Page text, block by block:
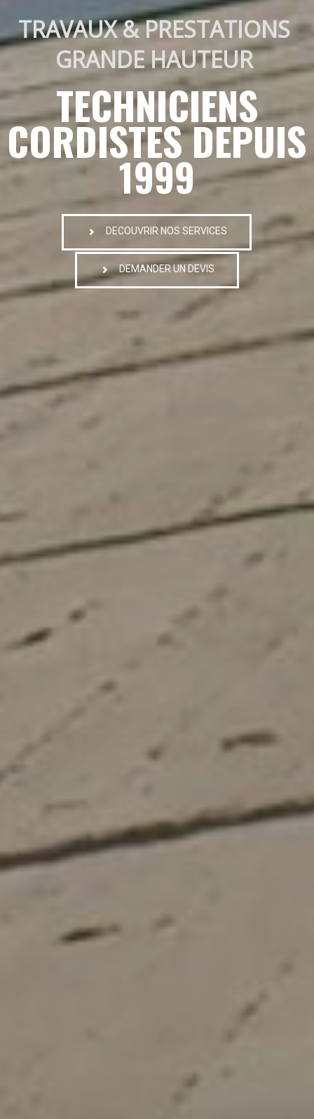
TRAVAUX & PRESTATIONS
GRANDE HAUTEUR
TECHNICIENS
CORDISTES DEPUIS
1999
DECOUVRIR NOS SERVICES
DEMANDER UN DEVIS